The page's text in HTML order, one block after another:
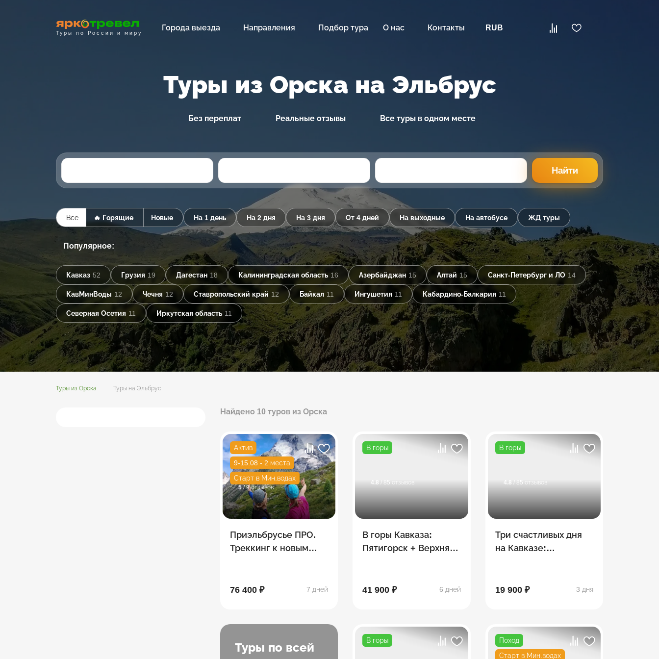
Туры по России и миру
Города выезда Направления Подбор тура О нас Контакты RUB
Туры из Орска на Эльбрус
Без переплат Реальные отзывы Все туры в одном месте
Найти
Все 🔥 Горящие Новые На 1 день На 2 дня На 3 дня От 4 дней На выходные На автобусе ЖД туры
Популярное:
Кавказ 52 Грузия 19 Дагестан 18 Калининградская область 16 Азербайджан 15 Алтай 15 Санкт-Петербург и ЛО 14
КавМинВоды 12 Чечня 12 Ставропольский край 12 Байкал 11 Ингушетия 11 Кабардино-Балкария 11
Северная Осетия 11 Иркутская область 11
Туры из Орска Туры на Эльбрус
Найдено 10 туров из Орска
Актив
9-15.08 - 2 места
Старт в Мин.водах
5/ 9 отзывов
Приэльбрусье ПРО.
Треккинг к новым
76 400 ₽ 7 дней
В горы
4.8 / 85 отзывов
В горы Кавказа:
Пятигорск + Верхняя
Приэльбрусье
41 900 ₽ 6 дней
В горы
4.8 / 85 отзывов
Три счастливых дня
на Кавказе:
19 900 ₽
3 дня
Туры по всей
В горы
Поход
Старт в Мин.водах